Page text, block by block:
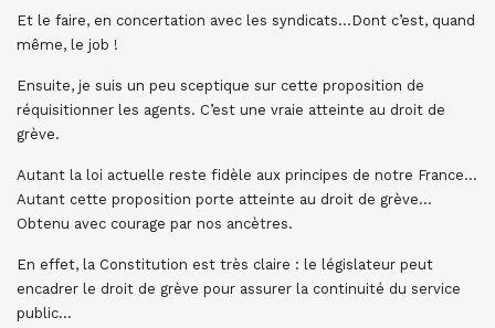
Et le faire, en concertation avec les syndicats…Dont c’est, quand
même, le job !
Ensuite, je suis un peu sceptique sur cette proposition de
réquisitionner les agents. C’est une vraie atteinte au droit de
grève.
Autant la loi actuelle reste fidèle aux principes de notre France…
Autant cette proposition porte atteinte au droit de grève…
Obtenu avec courage par nos ancètres.
En effet, la Constitution est très claire : le législateur peut
encadrer le droit de grève pour assurer la continuité du service
public…